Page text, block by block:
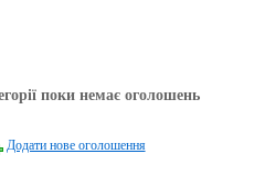
поки немає оголошень
Додати нове оголошення